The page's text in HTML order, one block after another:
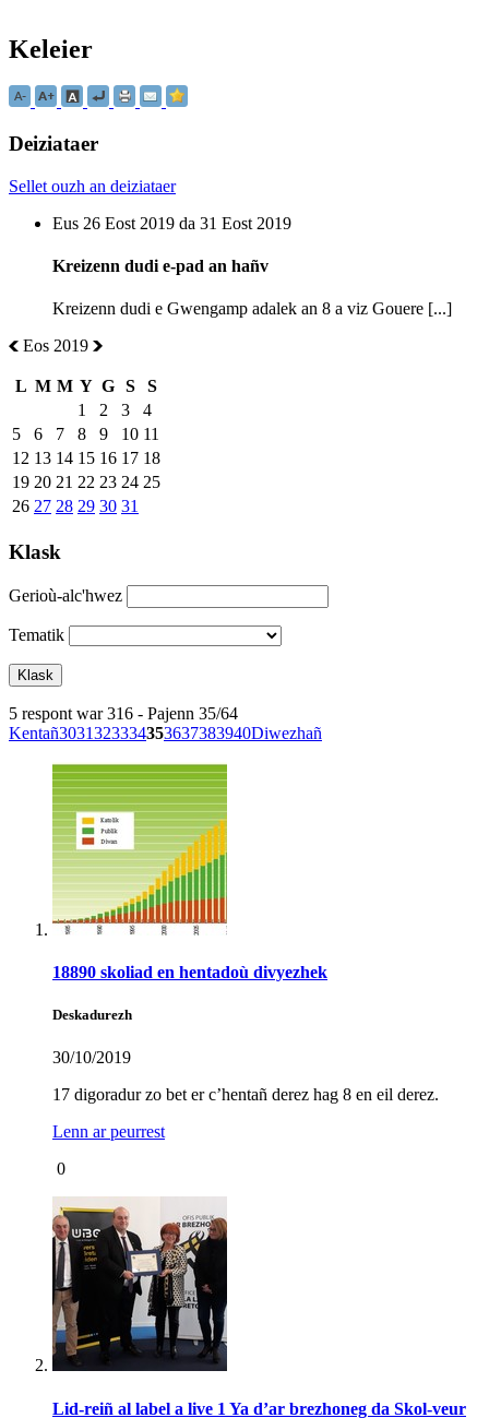
Keleier
Deiziataer
Sellet ouzh an deiziataer
Eus 26 Eost 2019 da 31 Eost 2019
Kreizenn dudi e-pad an hañv
Kreizenn dudi e Gwengamp adalek an 8 a viz Gouere [...]
Eos 2019
L M M Y G S
S
1
2 3
4
5
6 7 8 9 10 11
12 13 14 15 16 17 18
19 20 21 22 23 24 25
26 27 28 29 30 31
Klask
Gerioù-alc'hwez
Tematik
5 respont war 316 - Pajenn 35/64
Kentañ3031323334353637383940Diwezhañ
18890 skoliad en hentadoù divyezhek
Deskadurezh
30/10/2019
17 digoradur zo bet er c’hentañ derez hag 8 en eil derez.
Lenn ar peurrest
0
Lid-reiñ al label a live 1 Ya d’ar brezhoneg da Skol-veur